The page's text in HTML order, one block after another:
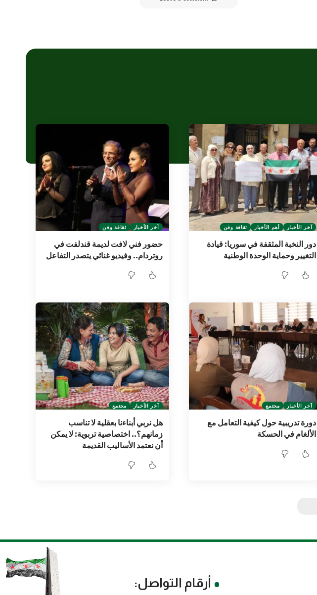
آخر الأخبار أهم الأخبار ثقافة وفن
دور النخبة المثقفة في سوريا: قيادة
التغيير وحماية الوحدة الوطنية
آخر الأخبار ثقافة وفن
حضور فني لافت لديمة قندلفت في
روتردام.. وفيديو غنائي يتصدر التفاعل
آخر الأخبار مجتمع
دورة تدريبية حول كيفية التعامل مع
الألغام في الحسكة
آخر الأخبار مجتمع
هل نربي أبناءنا بعقلية لا تناسب
زمانهم؟.. اختصاصية تربوية: لا يمكن
أن نعتمد الأساليب القديمة
أرقام التواصل: